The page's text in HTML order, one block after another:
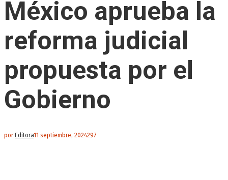
México aprueba la
reforma judicial
propuesta por el
Gobierno
por Editora11 septiembre, 2024297